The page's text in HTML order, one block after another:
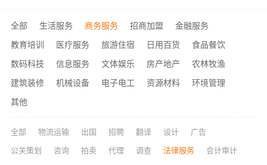
全部 生活服务 商务服务 招商加盟
金融服务
教育培训
医疗服务 旅游住宿 日用百货
食品餐饮
数码科技
信息服务 文体娱乐 房产地产
农林牧渔
建筑装修
机械设备 电子电工 资源材料
环境管理
其他
全部 物流运输 出国 招聘 翻译 设计 广告
公关策划 咨询 拍卖 代理 调查 法律服务 会计审计